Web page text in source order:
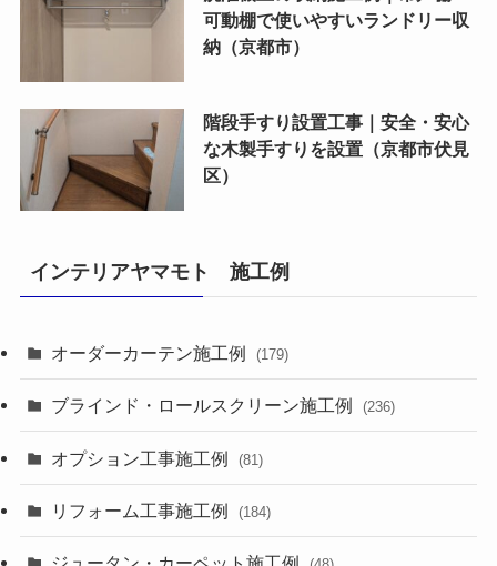
可動棚で使いやすいランドリー収
納（京都市）
階段手すり設置工事｜安全・安心
な木製手すりを設置（京都市伏見
区）
インテリアヤマモト 施工例
オーダーカーテン施工例 (179)
ブラインド・ロールスクリーン施工例 (236)
オプション工事施工例 (81)
リフォーム工事施工例 (184)